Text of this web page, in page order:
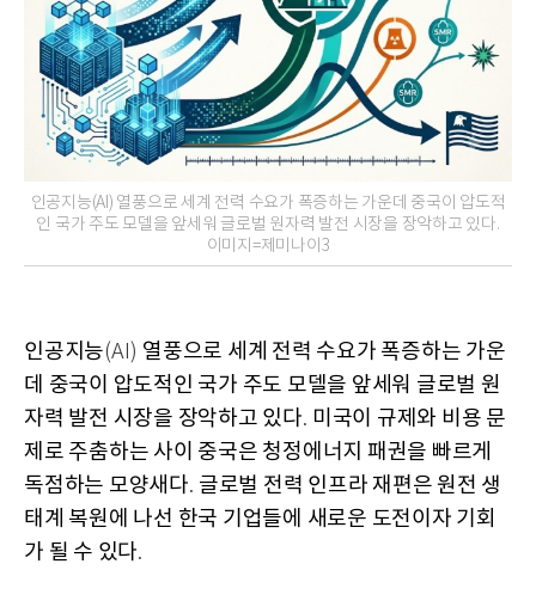
인공지능(AI) 열풍으로 세계 전력 수요가 폭증하는 가운데 중국이 압도적
인 국가 주도 모델을 앞세워 글로벌 원자력 발전 시장을 장악하고 있다.
이미지=제미나이3
인공지능(AI) 열풍으로 세계 전력 수요가 폭증하는 가운
데 중국이 압도적인 국가 주도 모델을 앞세워 글로벌 원
자력 발전 시장을 장악하고 있다. 미국이 규제와 비용 문
제로 주춤하는 사이 중국은 청정에너지 패권을 빠르게
독점하는 모양새다. 글로벌 전력 인프라 재편은 원전 생
태계 복원에 나선 한국 기업들에 새로운 도전이자 기회
가 될 수 있다.